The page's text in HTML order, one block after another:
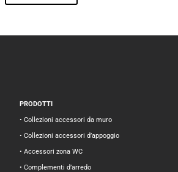
PRODOTTI
• Collezioni accessori da muro
• Collezioni accessori d’appoggio
• Accessori zona WC
• Complementi d’arredo